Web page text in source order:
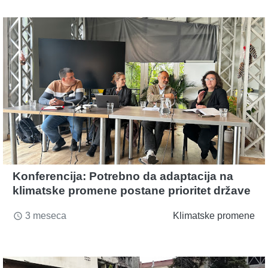
Konferencija: Potrebno da adaptacija na
klimatske promene postane prioritet države
access_time 3 meseca Klimatske promene